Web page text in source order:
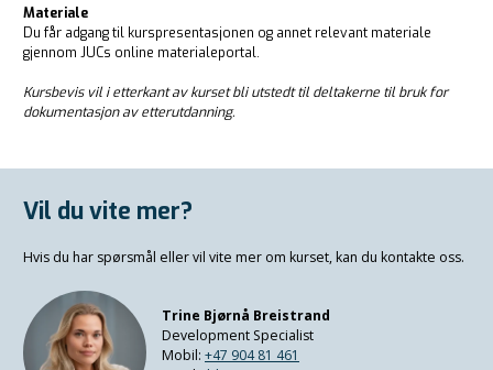
Materiale
Du får adgang til kurspresentasjonen og annet relevant materiale
gjennom JUCs online materialeportal.
Kursbevis vil i etterkant av kurset bli utstedt til deltakerne til bruk for
dokumentasjon av etterutdanning.
Vil du vite mer?
Hvis du har spørsmål eller vil vite mer om kurset, kan du kontakte oss.
Trine Bjørnå Breistrand
Development Specialist
Mobil: +47 904 81 461